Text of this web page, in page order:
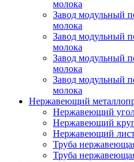
молока
Завод модульный
молока
Завод модульный
молока
Завод модульный
молока
Завод модульный
молока
Нержавеющий
Нержавеющий
Нержавеющий
Нержавеющий
Труба
Труба